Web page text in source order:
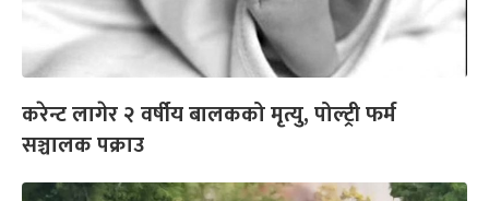
करेन्ट लागेर २ वर्षीय बालकको मृत्यु, पोल्ट्री फर्म
सञ्चालक पक्राउ